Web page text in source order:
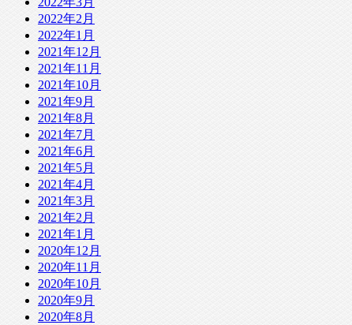
2022年2月
2022年1月
2021年12月
2021年11月
2021年10月
2021年9月
2021年8月
2021年7月
2021年6月
2021年5月
2021年4月
2021年3月
2021年2月
2021年1月
2020年12月
2020年11月
2020年10月
2020年9月
2020年8月